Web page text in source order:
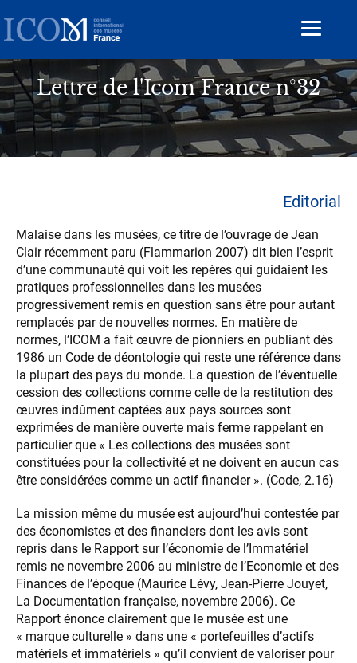
au
contenu
principal
Toggle
Lettre de l'Icom France n°32
Editorial
Malaise dans les musées, ce titre de l’ouvrage de Jean
Clair récemment paru (Flammarion 2007) dit bien l’esprit
d’une communauté qui voit les repères qui guidaient les
pratiques professionnelles dans les musées
progressivement remis en question sans être pour autant
remplacés par de nouvelles normes. En matière de
normes, l’ICOM a fait œuvre de pionniers en publiant dès
1986 un Code de déontologie qui reste une référence dans
la plupart des pays du monde. La question de l’éventuelle
cession des collections comme celle de la restitution des
œuvres indûment captées aux pays sources sont
exprimées de manière ouverte mais ferme rappelant en
particulier que « Les collections des musées sont
constituées pour la collectivité et ne doivent en aucun cas
être considérées comme un actif financier ». (Code, 2.16)
La mission même du musée est aujourd’hui contestée par
des économistes et des financiers dont les avis sont
repris dans le Rapport sur l’économie de l’Immatériel
remis ne novembre 2006 au ministre de l’Economie et des
Finances de l’époque (Maurice Lévy, Jean-Pierre Jouyet,
La Documentation française, novembre 2006). Ce
Rapport énonce clairement que le musée est une
« marque culturelle » dans une « portefeuilles d’actifs
matériels et immatériels » qu’il convient de valoriser pour